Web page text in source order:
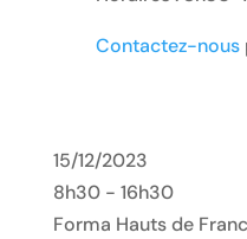
Contactez-nous
15/12/2023
8h30 - 16h30
Forma Hauts de